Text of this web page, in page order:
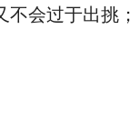
会过于出挑